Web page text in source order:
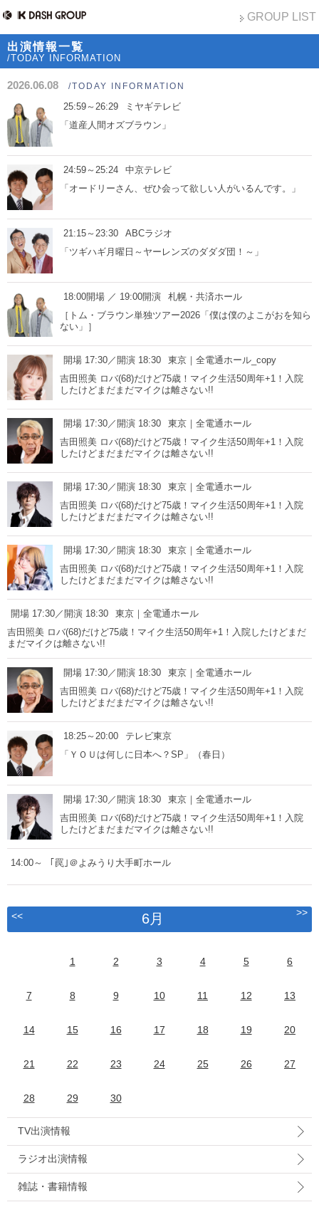
GROUP LIST
出演情報一覧
/TODAY INFORMATION
2026.06.08 /TODAY INFORMATION
25:59～26:29
ミヤギテレビ
「道産人間オズブラウン」
24:59～25:24
中京テレビ
「オードリーさん、ぜひ会って欲しい人がいるんです。」
21:15～23:30
ABCラジオ
「ツギハギ月曜日～ヤーレンズのダダダ団！～」
18:00開場 ／ 19:00開演
札幌・共済ホール
［トム・ブラウン単独ツアー2026「僕は僕のよこがおを知ら
ない」］
開場 17:30／開演 18:30
東京｜全電通ホール_copy
吉田照美 ロバ(68)だけど75歳！マイク生活50周年+1！入院
したけどまだまだマイクは離さない!!
開場 17:30／開演 18:30
東京｜全電通ホール
吉田照美 ロバ(68)だけど75歳！マイク生活50周年+1！入院
したけどまだまだマイクは離さない!!
開場 17:30／開演 18:30
東京｜全電通ホール
吉田照美 ロバ(68)だけど75歳！マイク生活50周年+1！入院
したけどまだまだマイクは離さない!!
開場 17:30／開演 18:30
東京｜全電通ホール
吉田照美 ロバ(68)だけど75歳！マイク生活50周年+1！入院
したけどまだまだマイクは離さない!!
開場 17:30／開演 18:30
東京｜全電通ホール
吉田照美 ロバ(68)だけど75歳！マイク生活50周年+1！入院したけどまだ
まだマイクは離さない!!
開場 17:30／開演 18:30
東京｜全電通ホール
吉田照美 ロバ(68)だけど75歳！マイク生活50周年+1！入院
したけどまだまだマイクは離さない!!
18:25～20:00
テレビ東京
「ＹＯＵは何しに日本へ？SP」（春日）
開場 17:30／開演 18:30
東京｜全電通ホール
吉田照美 ロバ(68)だけど75歳！マイク生活50周年+1！入院
したけどまだまだマイクは離さない!!
14:00～ ｢罠｣＠よみうり大手町ホール
<< 6月 >>
1 2 3 4 5 6
7 8 9 10 11 12 13
14 15 16 17 18 19 20
21 22 23 24 25 26 27
28 29 30
TV出演情報
ラジオ出演情報
雑誌・書籍情報